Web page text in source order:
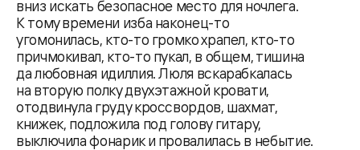
вниз искать безопасное место для ночлега.
К тому времени изба наконец-то
угомонилась, кто-то громко храпел, кто-то
причмокивал, кто-то пукал, в общем, тишина
да любовная идиллия. Люля вскарабкалась
на вторую полку двухэтажной кровати,
отодвинула груду кроссвордов, шахмат,
книжек, подложила под голову гитару,
выключила фонарик и провалилась в небытие.